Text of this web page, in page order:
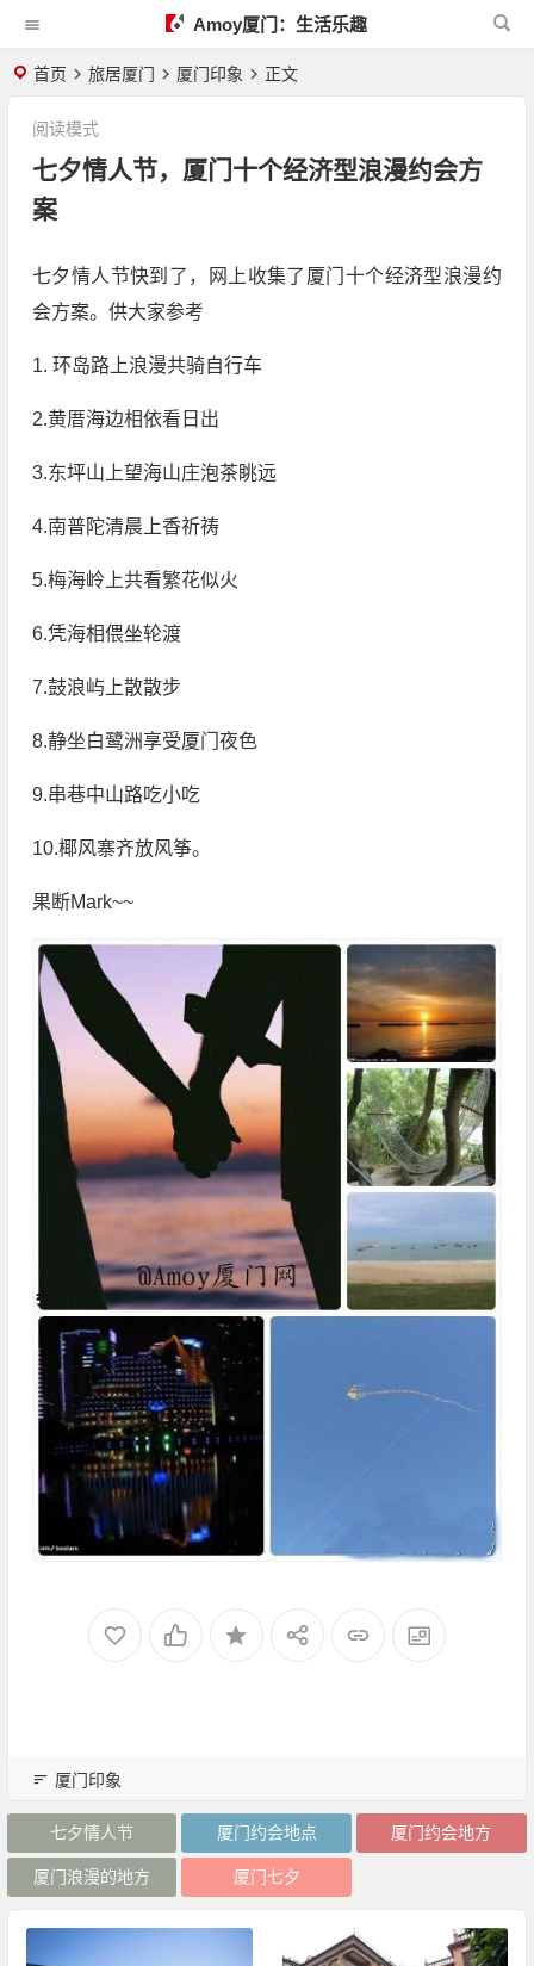
Amoy厦门：生活乐趣
首页 旅居厦门 厦门印象 正文
七夕情人节，厦门十个经济型浪漫约会方
案
阅读模式
七夕情人节快到了，网上收集了厦门十个经济型浪漫约
会方案。供大家参考
1. 环岛路上浪漫共骑自行车
2.黄厝海边相依看日出
3.东坪山上望海山庄泡茶眺远
4.南普陀清晨上香祈祷
5.梅海岭上共看繁花似火
6.凭海相偎坐轮渡
7.鼓浪屿上散散步
8.静坐白鹭洲享受厦门夜色
9.串巷中山路吃小吃
10.椰风寨齐放风筝。
果断Mark~~
厦门印象
七夕情人节 厦门约会地点 厦门约会地方
厦门浪漫的地方 厦门七夕